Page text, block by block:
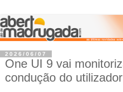
2026/06/07
One UI 9 vai
condução do utilizador